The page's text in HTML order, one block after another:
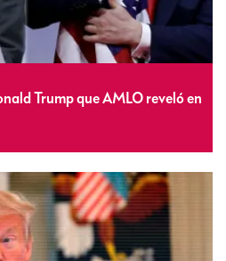
Trump que AMLO reveló en